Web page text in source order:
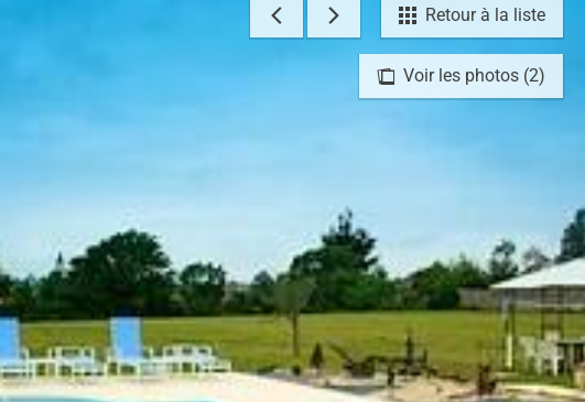
Voir les photos (2)
Retour à la liste